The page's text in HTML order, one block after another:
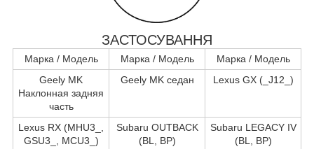
ЗАСТОСУВАННЯ
Марка / Модель Марка / Модель
Марка / Модель
Geely MK
Наклонная задняя
часть
Geely MK седан Lexus GX (_J12_)
Lexus RX (MHU3_,
GSU3_, MCU3_)
Subaru OUTBACK
(BL, BP)
Subaru LEGACY IV
(BL, BP)